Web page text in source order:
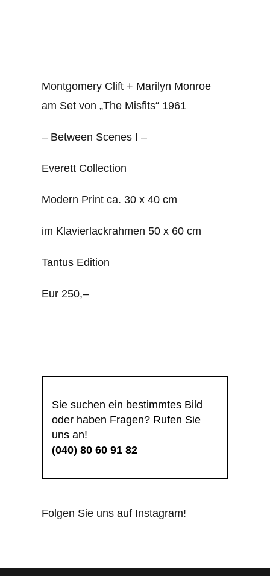
Montgomery Clift + Marilyn Monroe
am Set von „The Misfits“ 1961
– Between Scenes I –
Everett Collection
Modern Print ca. 30 x 40 cm
im Klavierlackrahmen 50 x 60 cm
Tantus Edition
Eur 250,–
Sie suchen ein bestimmtes Bild
oder haben Fragen? Rufen Sie
uns an!
(040) 80 60 91 82
Folgen Sie uns auf Instagram!